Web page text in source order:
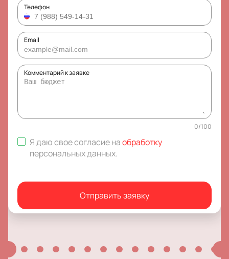
Телефон
Email
Комментарий к заявке
0/100
Я даю свое согласие наобработку
персональных данных.
Отправить заявку